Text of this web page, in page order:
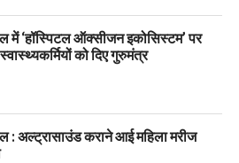
में ‘हॉस्पिटल ऑक्सीजन इकोसिस्टम’ पर
को दिए गुरुमंत्र
: अल्ट्रासाउंड कराने आई महिला मरीज